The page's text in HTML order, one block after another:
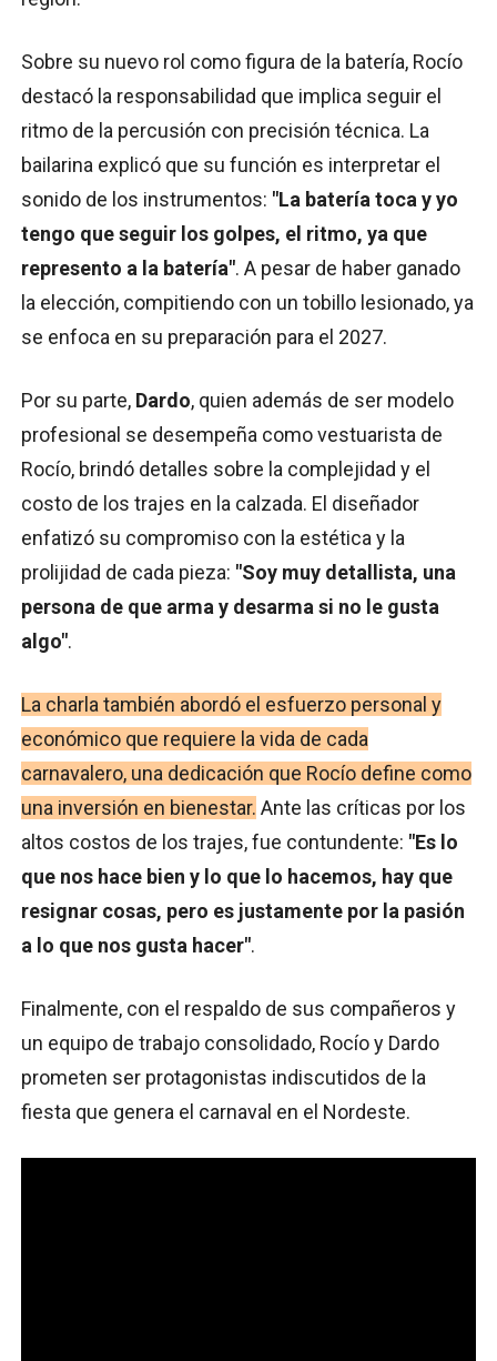
Sobre su nuevo rol como figura de la batería, Rocío
destacó la responsabilidad que implica seguir el
ritmo de la percusión con precisión técnica. La
bailarina explicó que su función es interpretar el
sonido de los instrumentos: "La batería toca y yo
tengo que seguir los golpes, el ritmo, ya que
represento a la batería". A pesar de haber ganado
la elección, compitiendo con un tobillo lesionado, ya
se enfoca en su preparación para el 2027.
Por su parte, Dardo, quien además de ser modelo
profesional se desempeña como vestuarista de
Rocío, brindó detalles sobre la complejidad y el
costo de los trajes en la calzada. El diseñador
enfatizó su compromiso con la estética y la
prolijidad de cada pieza: "Soy muy detallista, una
persona de que arma y desarma si no le gusta
algo".
La charla también abordó el esfuerzo personal y
económico que requiere la vida de cada
carnavalero, una dedicación que Rocío define como
una inversión en bienestar. Ante las críticas por los
altos costos de los trajes, fue contundente: "Es lo
que nos hace bien y lo que lo hacemos, hay que
resignar cosas, pero es justamente por la pasión
a lo que nos gusta hacer".
Finalmente, con el respaldo de sus compañeros y
un equipo de trabajo consolidado, Rocío y Dardo
prometen ser protagonistas indiscutidos de la
fiesta que genera el carnaval en el Nordeste.